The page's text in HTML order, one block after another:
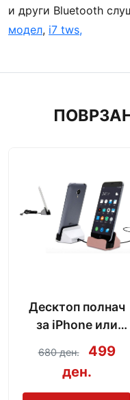
и други Bluetooth
модел, i7 tws,
Десктоп полнач
за iPhone или
Android со модел
по избор
680 ден.
499
ден.